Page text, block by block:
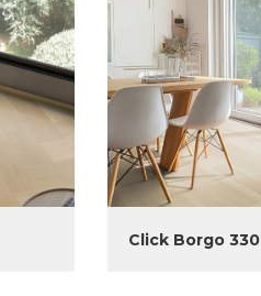
Click Borgo 330